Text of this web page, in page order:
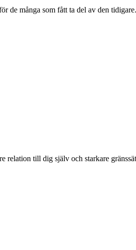
de många som fått ta del av den tidigare.
relation till dig själv och starkare